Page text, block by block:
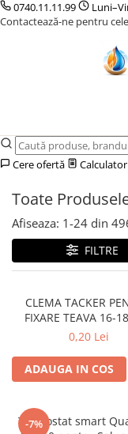
CENTRALE TERMICE
GAZ CONDENSATIE
CAZANE
CAZANE LEMNE CU
ACCESORII PENTRU
POMPE DE CALDURA
POMPE DE CALDURA
TERMOSTATE DE
ELEMENTE SMART
CU FIR
PARDOSEALA
INCALZIRE IN
ACCESORII
IZOLATIE
AUTOMATIZARI
0740.11.11.99
Contactează-ne pentru
Cere ofertă Calculator
Toate
Afiseaza: 1-24 din
FILTRE
CLEMA TACKER
FIXARE TEAVA 16-
40mm, 300 buc/
0,20 Lei
ADAUGA IN COS
-7%
Termostat smart